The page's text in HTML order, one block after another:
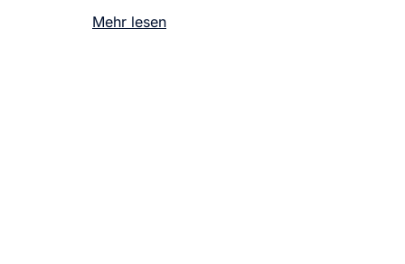
Mehr lesen